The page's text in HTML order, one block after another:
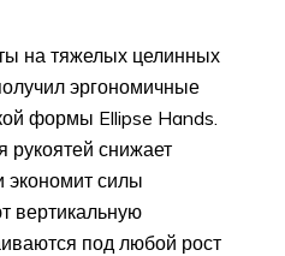
на тяжелых целинных
эргономичные
формы Ellipse Hands.
рукоятей снижает
экономит силы
вертикальную
под любой рост